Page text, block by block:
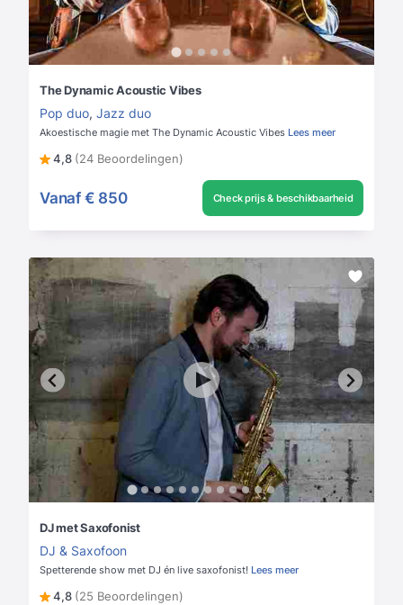
The Dynamic Acoustic Vibes
Pop duo, Jazz duo
Akoestische magie met The Dynamic Acoustic Vibes Lees meer
4,8 (24 Beoordelingen)
Vanaf € 850 Check prijs & beschikbaarheid
DJ met Saxofonist
DJ & Saxofoon
Spetterende show met DJ én live saxofonist! Lees meer
4,8 (25 Beoordelingen)